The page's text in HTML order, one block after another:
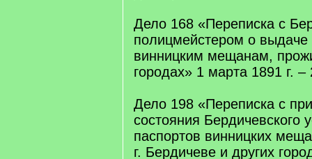
Дело 168 «Переписка с
полицмейстером о выдаче
винницким мещанам,
городах» 1 марта 1891 г. –
Дело 198 «Переписка с
состояния Бердичевского
паспортов винницких
г. Бердичеве и других